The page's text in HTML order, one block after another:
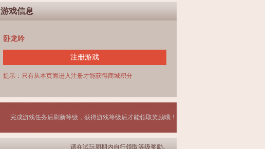
游戏信息
卧龙吟
注册游戏
提示：只有从本页面进入注册才能获得商城积分
完成游戏任务后刷新等级，获得游戏等级后才能领取奖励哦！
请在试玩周期内自行领取等级奖励。